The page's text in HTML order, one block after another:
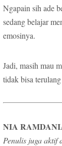
Ngapain sih ade
sedang belajar
emosinya.
Jadi, masih mau
tidak bisa
NIA
Penulis juga aktif